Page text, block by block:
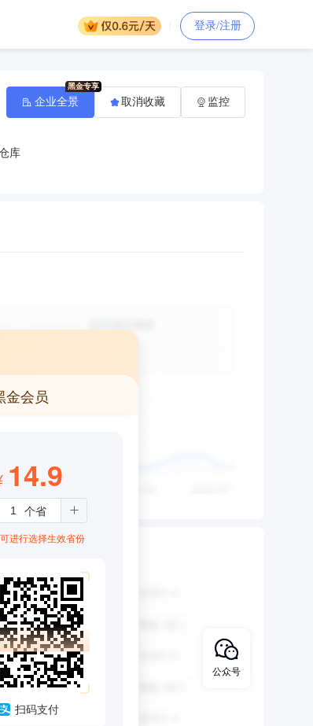
登录/注册
库
企业全景 取消收藏 监控
金会员
14.9
进行选择生效省份
扫码支付
公众号